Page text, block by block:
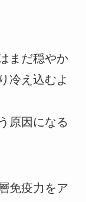
まだ穏やか
冷え込むよ
原因になる
免疫力をア